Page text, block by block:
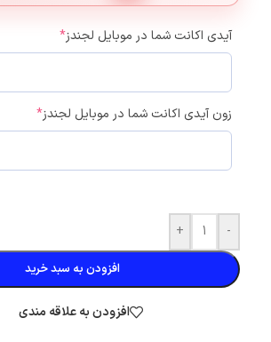
آیدی اکانت شما در موبایل لجندز*
زون آیدی اکانت شما در موبایل لجندز*
-
+
افزودن به سبد خرید
افزودن به علاقه مندی